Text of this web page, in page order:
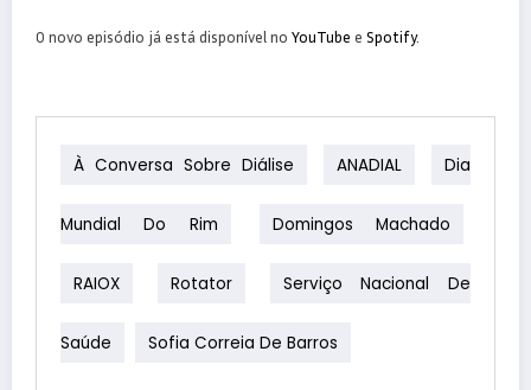
O novo episódio já está disponível no YouTube e Spotify.
À Conversa Sobre Diálise ANADIAL Dia
Mundial Do Rim Domingos Machado
RAIOX Rotator Serviço Nacional De
Saúde Sofia Correia De Barros